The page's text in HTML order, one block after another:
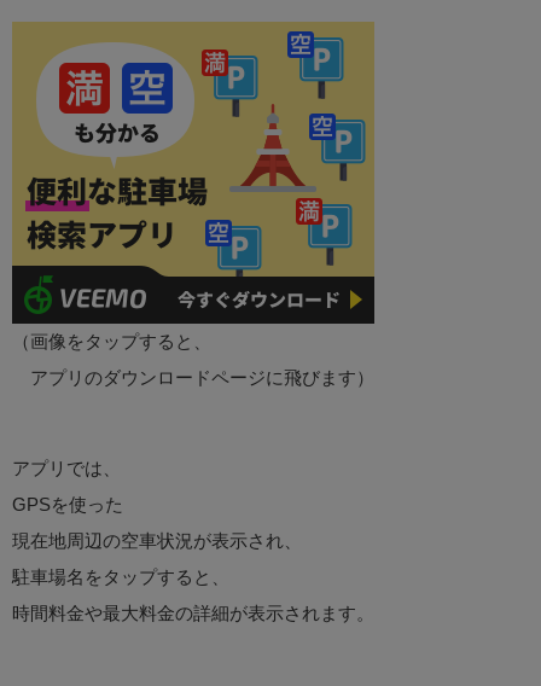
（画像をタップすると、
アプリのダウンロードページに飛びます）
アプリでは、
GPSを使った
現在地周辺の空車状況が表示され、
駐車場名をタップすると、
時間料金や最大料金の詳細が表示されます。